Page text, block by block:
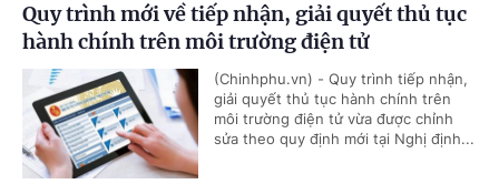
Quy trình mới về tiếp nhận, giải quyết thủ tục
hành chính trên môi trường điện tử
(Chinhphu.vn) - Quy trình tiếp nhận,
giải quyết thủ tục hành chính trên
môi trường điện tử vừa được chỉnh
sửa theo quy định mới tại Nghị định...